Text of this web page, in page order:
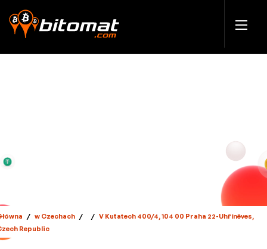
/ w Czechach / / V Kuťatech 400/4, 104 00 Praha 22-Uhříněves,
Republic